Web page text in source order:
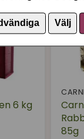
Välj
6 kg
85g